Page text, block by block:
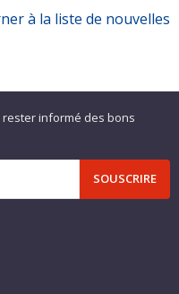
à la liste de nouvelles
informé des bons